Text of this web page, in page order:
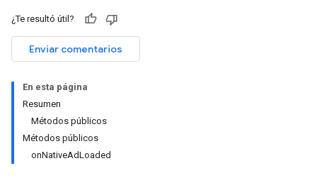
¿Te resultó útil?
Enviar comentarios
En esta página
Resumen
Métodos públicos
Métodos públicos
onNativeAdLoaded